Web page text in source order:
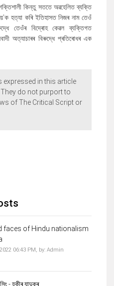
কিন্তু সততে অৱহেলিত ব্যক্তি
হত্যা কৰি ইতিহাসত নিজৰ নাম তেওঁ
তেওঁৰ বিদ্ৰোহ কেৱল ব্যক্তিগত
অত্যাচাৰৰ বিৰুদ্ধে প্ৰতিৰোধৰ এক
expressed in this article
do not purport to
of The Critical Script or
faces of Hindu nationalism
06:43 PM, by: Admin
সিং - হকীৰ যাদুকৰ